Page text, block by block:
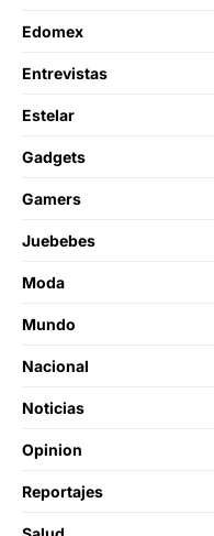
Edomex
Entrevistas
Estelar
Gadgets
Gamers
Juebebes
Moda
Mundo
Nacional
Noticias
Opinion
Reportajes